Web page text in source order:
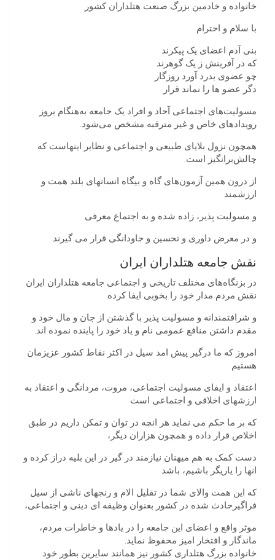
خانواده و خادمین بزرگ صنعت هتلداران کشور
با سلام و احترام
بنی آدم اعضای یک پیکرند
که در آفرینش ز یک گوهرند
چو عضوی بدرد آورد روزگار
دگر عضو ها را نماند قرار
مسولیت‌های اجتماعی آحاد و افراد یک جامعه به‌هنگام بروز
رویدادهای خاص و غیر مترقبه مشخص می‌شود.
همچون نزول بلایای طبیعی و اجتماعی و نظایر اینهاست که
چالش‌برانگیز است.
از درون همین آزمون‌های گاه و بیگاه انسانهای بلند همت و
ارزشمند
و مسولیت پذیر، زاده شده و به اجتماع معرفی
و در معرض داوری و تحسین و جاودانگی قرار می گیرند.
نقش جامعه هتلداران ایران
در بزنگاه‌های مختلف تاریخی و اجتماعی جامعه هتلداران ایران
نقش مردم مدار خود را بخوبی ایفا کرده
و شرافتمندانه و مسولیت پذیر با گذشتن از جان و مال خود و
مقدم داشتن منافع عمومی نام و یاد خود را پاینده نموده اند.
امروز که ما درگیر پیش امد سیل در اکثر نقاط کشور عزیزمان
هستیم
اعتقاد و ایفای مسولیت اجتماعی، مروت، مردانگی و اعتقاد به
ارزشهای اخلاقی و اجتماعی است
که بر ما حکم می نماید هر انچه در توان و تمکن داریم در طبق
اخلاص قرار داده و همچون هزاران دیگر،
دست کمک به هم میهنان نیازمند در گیر در این بلیه دراز کرده و
انها را یاریگر باشیم، باشد
که این همت والای شما در تقلیل الام و رنجهای ناشی از سیل
فراگیرحادث شده در کشور بعنوان وظیفه ای دینی و اجتماعی،
موثر واقع و اعضای این جامعه را در یادها و خاطرات مردم،
ماندگار و افتخار امیز محفوظ نماید.
خانواده بزرگ هتلداری کشور نیز همانند سایرین بطور خود